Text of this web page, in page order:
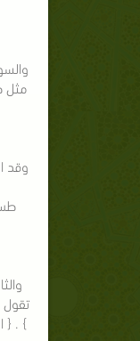
مثل
وقد
تقول
} . {